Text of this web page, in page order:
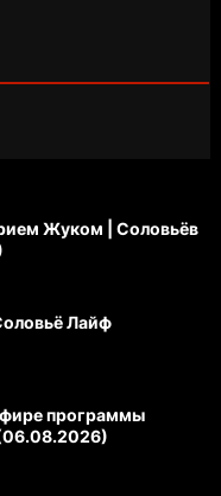
Жуком | Соловьёв
Лайф
программы